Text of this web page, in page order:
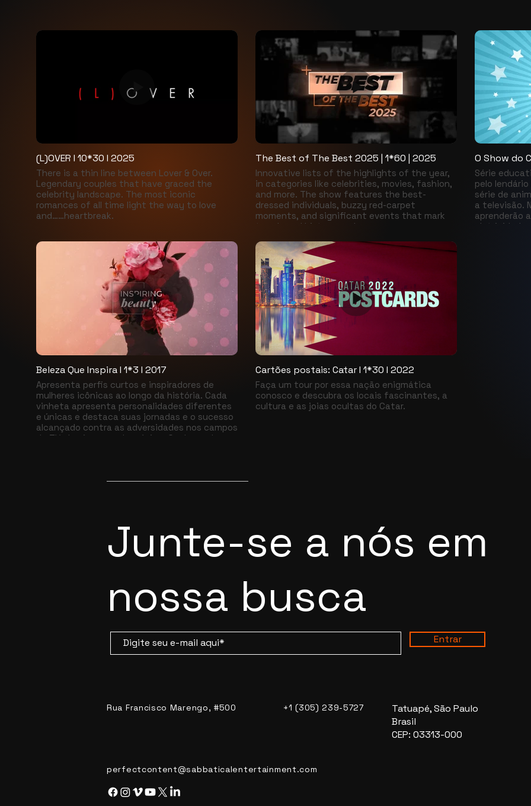
(L)OVER I 10*30 I 2025
There is a thin line between Lover & Over.
Legendary couples that have graced the
celebrity landscape. The most iconic
romances of all time light the way to love
and……heartbreak.
The Best of The Best 2025 | 1*60 | 2025
Innovative lists of the highlights of the year,
in categories like celebrities, movies, fashion,
and more. The show features the best-
dressed individuals, buzzy red-carpet
moments, and significant events that mark
trends and history each year.
O Show do
Série
pelo
série de
a televisão.
aprenderão
Beleza Que Inspira I 1*3 I 2017
Apresenta perfis curtos e inspiradores de
mulheres icônicas ao longo da história. Cada
vinheta apresenta personalidades diferentes
e únicas e destaca suas jornadas e o sucesso
alcançado contra as adversidades nos campos
da TV, do cinema e da música. Conheça de
Cartões postais: Catar I 1*30 I 2022
Faça um tour por essa nação enigmática
conosco e descubra os locais fascinantes, a
cultura e as joias ocultas do Catar.
Junte-se a nós em
nossa busca
Entrar
Rua Francisco Marengo, #500 +1 (305) 239-5727
Tatuapé, São Paulo
Brasil
CEP: 03313-000
perfectcontent@sabbaticalentertainment.com